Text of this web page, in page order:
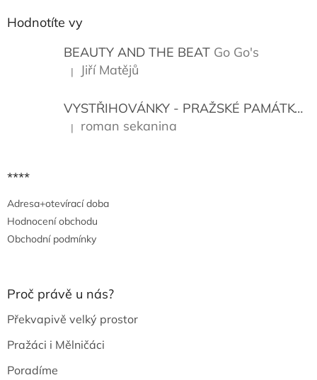
Hodnotíte vy
BEAUTY AND THE BEAT Go Go's
Hodnocení produktu je 5 z 5 hvězdiček.
| Jiří Matějů
VYSTŘIHOVÁNKY - PRAŽSKÉ PAMÁTKY
Hodnocení produktu je 5 z 5 hvězdiček.
| roman sekanina
****
Adresa+otevírací doba
Hodnocení obchodu
Obchodní podmínky
Proč právě u nás?
Překvapivě velký prostor
Pražáci i Mělničáci
Poradíme